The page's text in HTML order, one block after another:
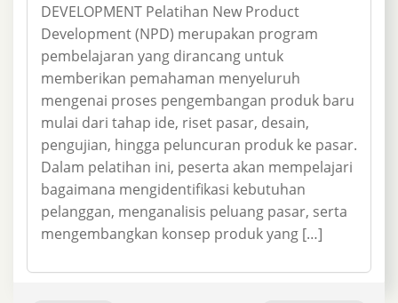
DEVELOPMENT Pelatihan New Product
Development (NPD) merupakan program
pembelajaran yang dirancang untuk
memberikan pemahaman menyeluruh
mengenai proses pengembangan produk baru
mulai dari tahap ide, riset pasar, desain,
pengujian, hingga peluncuran produk ke pasar.
Dalam pelatihan ini, peserta akan mempelajari
bagaimana mengidentifikasi kebutuhan
pelanggan, menganalisis peluang pasar, serta
mengembangkan konsep produk yang […]